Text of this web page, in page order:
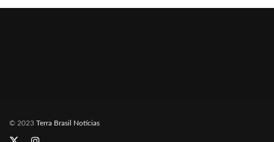
© 2023 Terra Brasil Notícias